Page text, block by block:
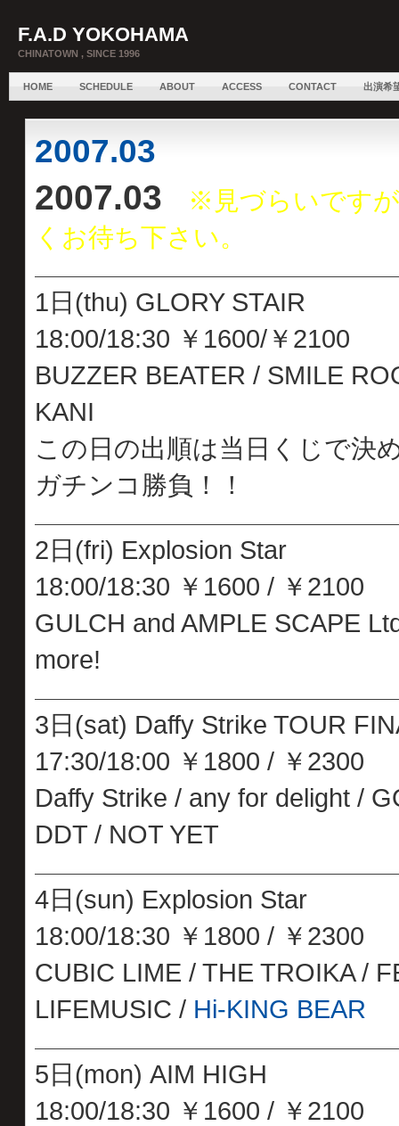
F.A.D YOKOHAMA
CHINATOWN , SINCE 1996
HOME SCHEDULE ABOUT ACCESS CONTACT 出演希
2007.03
2007.03
※見づらいです
くお待ち下さい。
1日(thu) GLORY STAIR
18:00/18:30 ￥1600/￥2100
BUZZER BEATER / SMILE
KANI
この日の出順は当日くじで決
ガチンコ勝負！！
2日(fri) Explosion Star
18:00/18:30 ￥1600 / ￥2100
GULCH and AMPLE SCAPE
more!
3日(sat) Daffy Strike TOUR
17:30/18:00 ￥1800 / ￥2300
Daffy Strike / any for delight /
DDT / NOT YET
4日(sun) Explosion Star
18:00/18:30 ￥1800 / ￥2300
CUBIC LIME / THE TROIKA /
LIFEMUSIC / Hi-KING BEAR
5日(mon) AIM HIGH
18:00/18:30 ￥1600 / ￥2100